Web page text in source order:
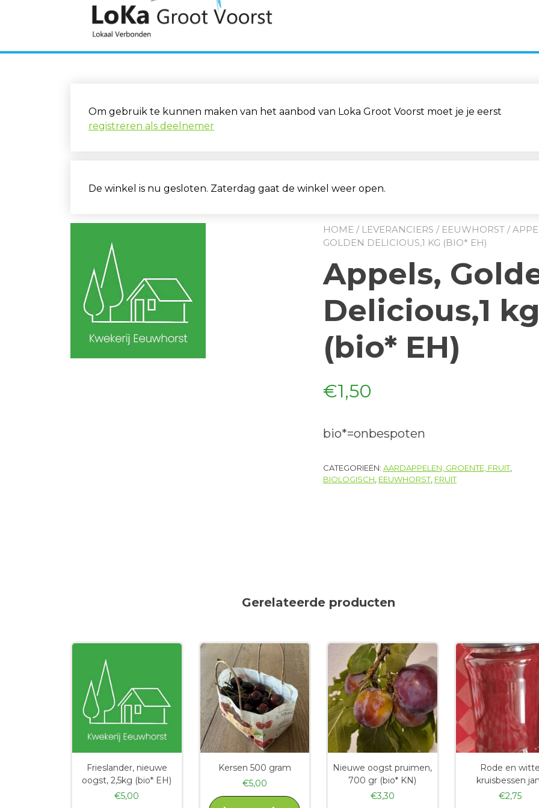
Om gebruik te kunnen maken van het aanbod van Loka Groot Voorst moet je je eerst
registreren als deelnemer
De winkel is nu gesloten. Zaterdag gaat de winkel weer open.
HOME / LEVERANCIERS / EEUWHORST /
GOLDEN DELICIOUS,1 KG (BIO* EH)
Appels,
Delicious,1
(bio* EH)
€1,50
bio*=onbespoten
CATEGORIEËN: AARDAPPELEN, GROENTE, FRUIT,
BIOLOGISCH EEUWHORST, FRUIT
Gerelateerde producten
Frieslander, nieuwe
oogst, 2,5kg (bio* EH)
€5,00
Kersen 500 gram
€5,00
Nieuwe oogst pruimen,
700 gr (bio* KN)
€3,30
Rode en
kruisbessen
€2,75